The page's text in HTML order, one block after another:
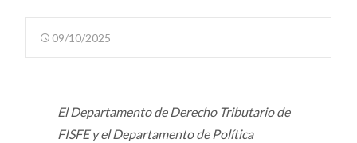
09/10/2025
El Departamento de Derecho Tributario de
FISFE y el Departamento de Política